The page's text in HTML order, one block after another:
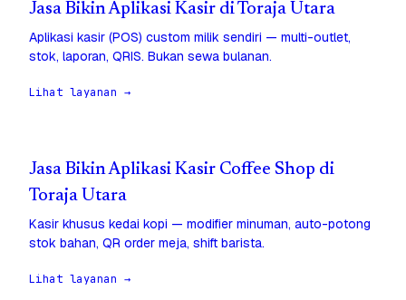
Jasa Bikin Aplikasi Kasir di Toraja Utara
Aplikasi kasir (POS) custom milik sendiri — multi-outlet,
stok, laporan, QRIS. Bukan sewa bulanan.
Lihat layanan →
Jasa Bikin Aplikasi Kasir Coffee Shop di
Toraja Utara
Kasir khusus kedai kopi — modifier minuman, auto-potong
stok bahan, QR order meja, shift barista.
Lihat layanan →